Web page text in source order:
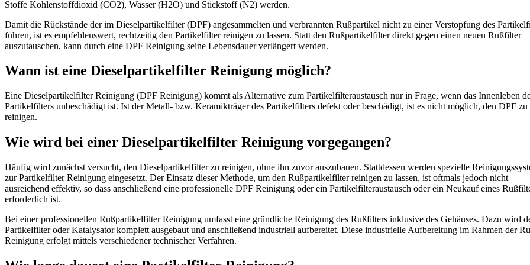
Stoffe Kohlenstoffdioxid (CO2), Wasser (H2O) und Stickstoff (N2) werden.
Damit die Rückstände der im Dieselpartikelfilter (DPF) angesammelten und verbrannten Rußpartikel nicht zu einer Verstopfung des
führen, ist es empfehlenswert, rechtzeitig den Partikelfilter reinigen zu lassen. Statt den Rußpartikelfilter direkt gegen einen neuen Rußfilter
auszutauschen, kann durch eine DPF Reinigung seine Lebensdauer verlängert werden.
Wann ist eine Dieselpartikelfilter Reinigung möglich?
Eine Dieselpartikelfilter Reinigung (DPF Reinigung) kommt als Alternative zum Partikelfilteraustausch nur in Frage, wenn das Innenleben
Partikelfilters unbeschädigt ist. Ist der Metall- bzw. Keramikträger des Partikelfilters defekt oder beschädigt, ist es nicht möglich, den DPF zu
reinigen.
Wie wird bei einer Dieselpartikelfilter Reinigung vorgegangen?
Häufig wird zunächst versucht, den Dieselpartikelfilter zu reinigen, ohne ihn zuvor auszubauen. Stattdessen werden spezielle
zur Partikelfilter Reinigung eingesetzt. Der Einsatz dieser Methode, um den Rußpartikelfilter reinigen zu lassen, ist oftmals jedoch nicht
ausreichend effektiv, so dass anschließend eine professionelle DPF Reinigung oder ein Partikelfilteraustausch oder ein Neukauf eines
erforderlich ist.
Bei einer professionellen Rußpartikelfilter Reinigung umfasst eine gründliche Reinigung des Rußfilters inklusive des Gehäuses. Dazu wird
Partikelfilter oder Katalysator komplett ausgebaut und anschließend industriell aufbereitet. Diese industrielle Aufbereitung im Rahmen der
Reinigung erfolgt mittels verschiedener technischer Verfahren.